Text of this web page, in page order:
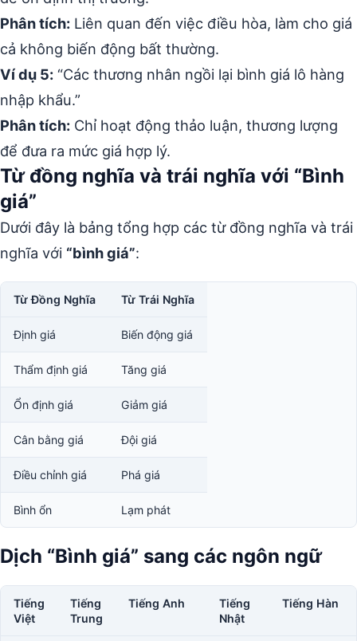
Phân tích: Liên quan đến việc điều hòa, làm cho giá
cả không biến động bất thường.
Ví dụ 5: “Các thương nhân ngồi lại bình giá lô hàng
nhập khẩu.”
Phân tích: Chỉ hoạt động thảo luận, thương lượng
để đưa ra mức giá hợp lý.
Từ đồng nghĩa và trái nghĩa với “Bình
giá”
Dưới đây là bảng tổng hợp các từ đồng nghĩa và trái
nghĩa với “bình giá”:
Từ Đồng Nghĩa Từ Trái Nghĩa
Định giá Biến động giá
Thẩm định giá Tăng giá
Ổn định giá Giảm giá
Cân bằng giá Đội giá
Điều chỉnh giá Phá giá
Bình ổn Lạm phát
Dịch “Bình giá” sang các ngôn ngữ
Tiếng
Việt
Tiếng
Trung
Tiếng Anh
Tiếng
Nhật
Tiếng Hàn